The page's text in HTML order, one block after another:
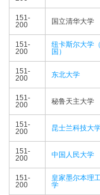
151-
200
国立清华大学
151-
200
纽卡斯尔大学
国）
151-
200
东北大学
151-
200
秘鲁天主大学
151-
200
昆士兰科技大
151-
200
中国人民大学
151-
200
皇家墨尔本理
学